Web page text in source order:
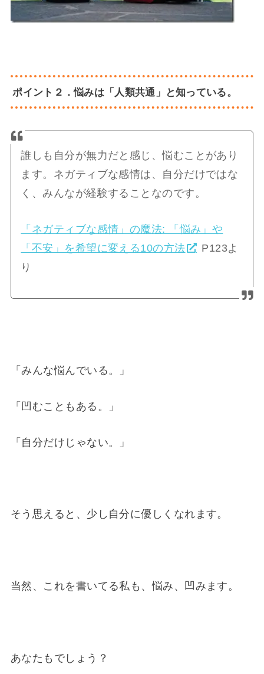
ポイント２．悩みは「人類共通」と知っている。
誰しも自分が無力だと感じ、悩むことがあり
ます。ネガティブな感情は、自分だけではな
く、みんなが経験することなのです。
「ネガティブな感情」の魔法: 「悩み」や
「不安」を希望に変える10の方法
P123よ
り
「みんな悩んでいる。」
「凹むこともある。」
「自分だけじゃない。」
そう思えると、少し自分に優しくなれます。
当然、これを書いてる私も、悩み、凹みます。
あなたもでしょう？